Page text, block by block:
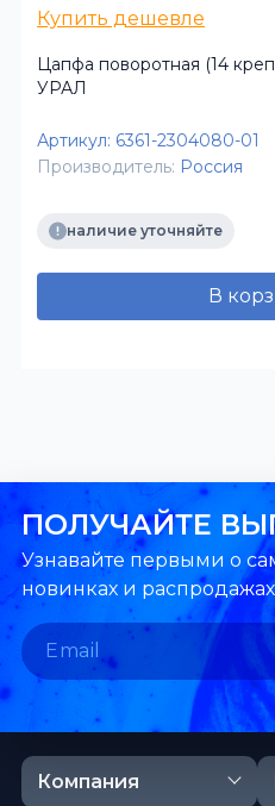
Купить дешевле
Цапфа поворотная (14
УРАЛ
Артикул: 6361-2304080-01
Производитель: Россия
наличие уточняйте
В
ПОЛУЧАЙТЕ
Узнавайте первыми о
новинках и
Компания